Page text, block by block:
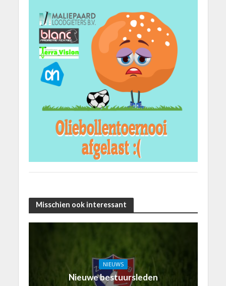
Misschien ook interessant
NIEUWS
Nieuwe bestuursleden